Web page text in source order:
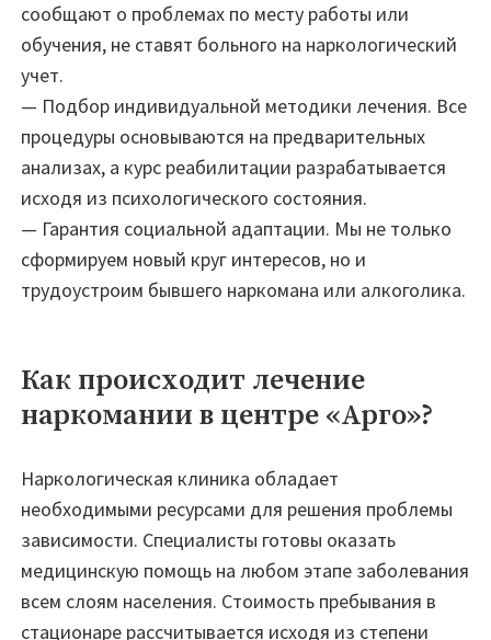
сообщают о проблемах по месту работы или
обучения, не ставят больного на наркологический
учет.
— Подбор индивидуальной методики лечения. Все
процедуры основываются на предварительных
анализах, а курс реабилитации разрабатывается
исходя из психологического состояния.
— Гарантия социальной адаптации. Мы не только
сформируем новый круг интересов, но и
трудоустроим бывшего наркомана или алкоголика.
Как происходит лечение
наркомании в центре «Арго»?
Наркологическая клиника обладает
необходимыми ресурсами для решения проблемы
зависимости. Специалисты готовы оказать
медицинскую помощь на любом этапе заболевания
всем слоям населения. Стоимость пребывания в
стационаре рассчитывается исходя из степени